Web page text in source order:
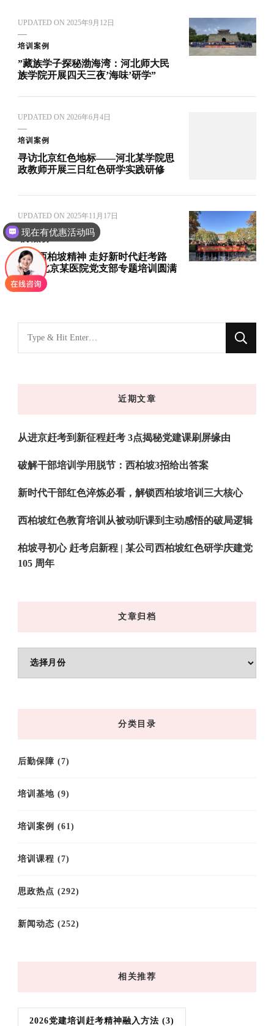
UPDATED ON 2025年9月12日
培训案例
‌”藏族学子探秘渤海湾：河北师大民
族学院开展四天三夜’海味’研学”‌
UPDATED ON 2026年6月4日
培训案例
寻访北京红色地标——河北某学院思
政教师开展三日红色研学实践研修
UPDATED ON 2025年11月17日
培训案例
践行西柏坡精神 走好新时代赶考路
—— 北京某医院党支部专题培训圆满
落幕
什
近期文章
从进京赶考到新征程赶考 3点揭秘党建课刷屏缘由
破解干部培训学用脱节：西柏坡3招给出答案
新时代干部红色淬炼必看，解锁西柏坡培训三大核心
西柏坡红色教育培训从被动听课到主动感悟的破局逻辑
柏坡寻初心 赶考启新程 | 某公司西柏坡红色研学庆建党
105 周年
文章归档
分类目录
后勤保障 (7)
培训基地 (9)
培训案例 (61)
培训课程 (7)
思政热点 (292)
新闻动态 (252)
相关推荐
2026党建培训赶考精神融入方法 (3)
现在有优惠活动吗